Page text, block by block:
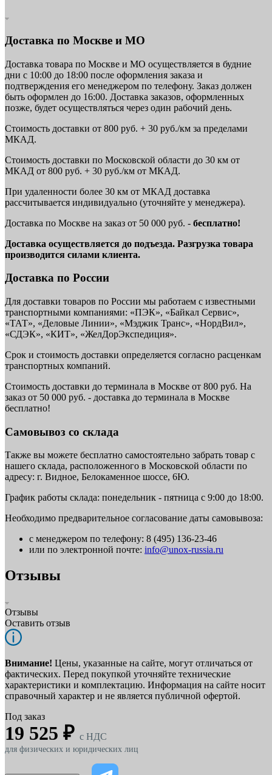
Доставка по Москве и МО
Доставка товара по Москве и МО осуществляется в будние
дни с 10:00 до 18:00 после оформления заказа и
подтверждения его менеджером по телефону. Заказ должен
быть оформлен до 16:00. Доставка заказов, оформленных
позже, будет осуществляться через один рабочий день.
Стоимость доставки от 800 руб. + 30 руб./км за пределами
МКАД.
Стоимость доставки по Московской области до 30 км от
МКАД от 800 руб. + 30 руб./км от МКАД.
При удаленности более 30 км от МКАД доставка
рассчитывается индивидуально (уточняйте у менеджера).
Доставка по Москве на заказ от 50 000 руб. - бесплатно!
Доставка осуществляется до подъезда. Разгрузка товара
производится силами клиента.
Доставка по России
Для доставки товаров по России мы работаем с известными
транспортными компаниями: «ПЭК», «Байкал Сервис»,
«ТАТ», «Деловые Линии», «Мэджик Транс», «НордВил»,
«СДЭК», «КИТ», «ЖелДорЭкспедиция».
Срок и стоимость доставки определяется согласно расценкам
транспортных компаний.
Стоимость доставки до терминала в Москве от 800 руб. На
заказ от 50 000 руб. - доставка до терминала в Москве
бесплатно!
Самовывоз со склада
Также вы можете бесплатно самостоятельно забрать товар с
нашего склада, расположенного в Московской области по
адресу: г. Видное, Белокаменное шоссе, 6Ю.
График работы склада: понедельник - пятница с 9:00 до 18:00.
Необходимо предварительное согласование даты самовывоза:
с менеджером по телефону: 8 (495) 136-23-46
или по электронной почте: info@unox-russia.ru
Отзывы
Отзывы
Оставить отзыв
Внимание! Цены, указанные на сайте, могут отличаться от
фактических. Перед покупкой уточняйте технические
характеристики и комплектацию. Информация на сайте носит
справочный характер и не является публичной офертой.
Под заказ
19 525 ₽ c НДС
для физических и юридических лиц